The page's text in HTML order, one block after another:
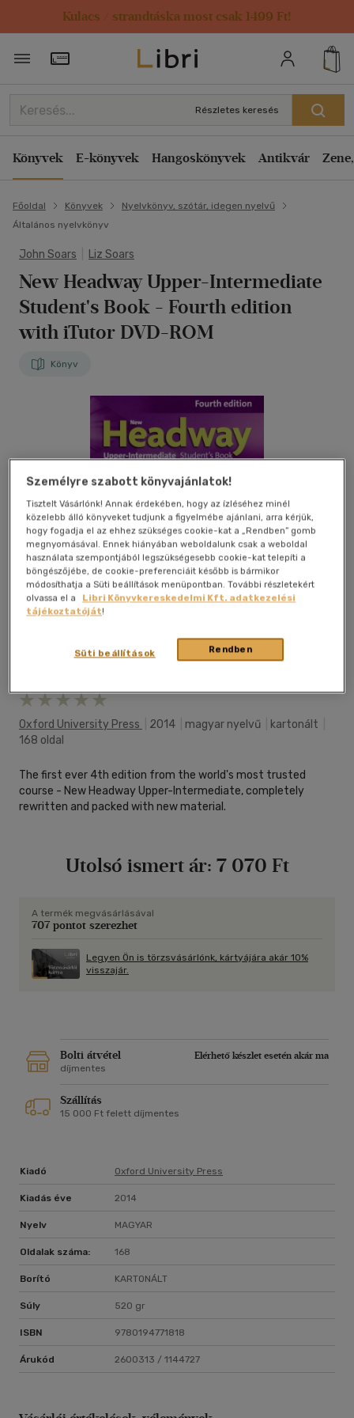
Kulacs / strandtáska most csak 1499 Ft!
Törzsvásárlói Kártya adatai
Részletes keresés
Könyvek E-könyvek Hangoskönyvek Antikvár
Főoldal Könyvek
Nyelvkönyv, szótár, idegen nyelvű
Általános nyelvkönyv
John Soars Liz Soars
New Headway Upper-Intermediate
Student's Book - Fourth edition
with iTutor DVD-ROM
Könyv
Oxford University Press 2014 magyar nyelvű kartonált
168 oldal
The first ever 4th edition from the world's most trusted
course - New Headway Upper-Intermediate, completely
rewritten and packed with new material.
Utolsó ismert ár: 7 070 Ft
A termék megvásárlásával
707 pontot szerezhet
Legyen Ön is törzsvásárlónk, kártyájára akár 10%
visszajár.
Bolti átvétel
Elérhető készlet esetén akár ma
díjmentes
Szállítás
15 000 Ft felett díjmentes
Kiadó Oxford University Press
Kiadás éve 2014
Nyelv MAGYAR
Oldalak száma: 168
Borító KARTONÁLT
Súly 520 gr
ISBN 9780194771818
Árukód 2600313 / 1144727
Személyre szabott könyvajánlatok!
Tisztelt Vásárlónk! Annak érdekében, hogy az ízléséhez minél
közelebb álló könyveket tudjunk a figyelmébe ajánlani, arra kérjük,
hogy fogadja el az ehhez szükséges cookie-kat a „Rendben” gomb
megnyomásával. Ennek hiányában weboldalunk csak a weboldal
használata szempontjából legszükségesebb cookie-kat telepíti a
böngészőjébe, de cookie-preferenciáit később is bármikor
módosíthatja a Süti beállítások menüpontban. További részletekért
olvassa el a
Libri Könyvkereskedelmi Kft. adatkezelési
tájékoztatóját!
Rendben
Süti beállítások